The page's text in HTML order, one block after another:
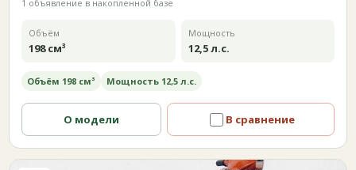
1 объявление в накопленной базе
Объём
198 см³
Мощность
12,5 л.с.
Объём 198 см³ Мощность 12,5 л.с.
О модели В сравнение